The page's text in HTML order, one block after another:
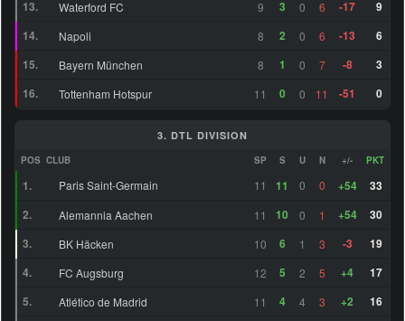
ZOM Justin Lerma (18) 64
(25)
ZDM Corsin Konietzke (20) 63
ZOM Julian Justvan (28) 73
ZOM Sebastian Nanasi (24) 75
RF
(22)
73
Milton Delgado (21) 73
13.
Waterford FC 9 3 0 6 -17
9
14.
Napoli 8 2 0 6 -13
6
15.
Bayern München 8 1 0 7 -8
3
16.
Tottenham Hotspur 11 0 0 11 -51 0
3. DTL DIVISION
POS CLUB SP S U N +/- PKT
1. Paris Saint-Germain 11 11 0 0 +54
33
2.
Alemannia Aachen 11 10 0 1 +54
30
3.
BK Häcken 10 6 1 3 -3
19
4.
FC Augsburg 12 5 2 5 +4
17
5.
Atlético de Madrid 11 4 4 3 +2
16